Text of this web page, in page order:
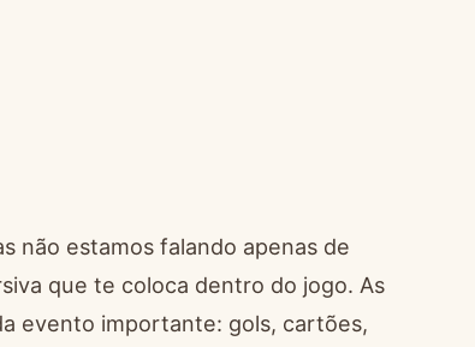
não estamos falando apenas de
que te coloca dentro do jogo. As
evento importante: gols, cartões,